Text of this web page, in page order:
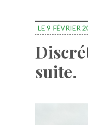
LE 9 FÉVRIER
suite.